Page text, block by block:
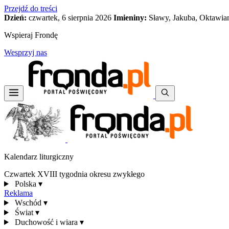
Przejdź do treści
Dzień: czwartek, 6 sierpnia 2026 Imieniny: Sławy, Jakuba,
Wspieraj Frondę
Wesprzyj nas
Kalendarz liturgiczny
Czwartek XVIII tygodnia okresu zwykłego
Polska ▾
Reklama
Wschód ▾
Świat ▾
Duchowość i wiara ▾